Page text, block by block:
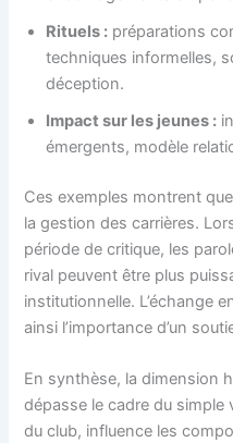
Rituels : préparations
techniques informelles,
déception.
Impact sur les jeunes :
émergents, modèle
Ces exemples montrent
la gestion des carrières.
période de critique, les
rival peuvent être plus
institutionnelle. L’échange
ainsi l’importance d’un
En synthèse, la dimension
dépasse le cadre du simple
du club, influence les